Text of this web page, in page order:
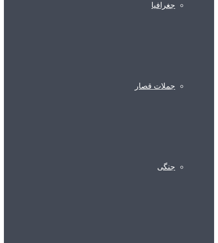
جغرافیا
جملات قصار
جنگی